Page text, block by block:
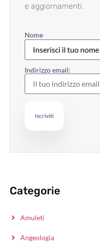
e aggiornamenti.
Nome
Indirizzo email:
Categorie
Amuleti
Angeologia